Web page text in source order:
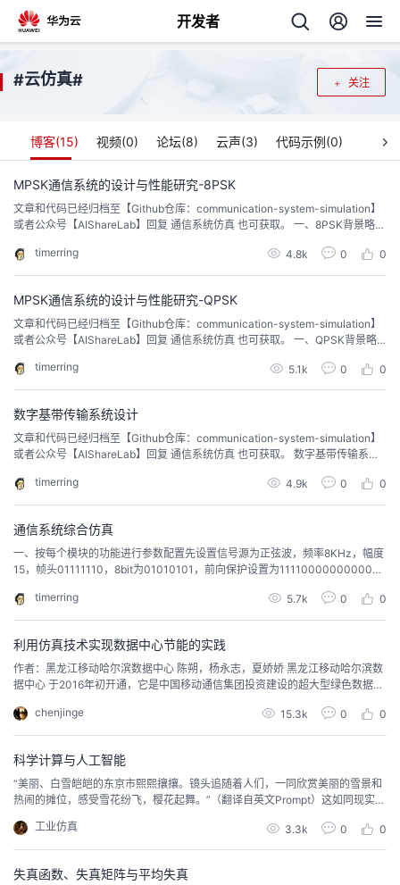
开发者
返
回
个
人
主
页
我
的
开
发
者
我
博
客
的
论
坛
我
的
圈
子
我
的
直
播
我
的
活
我
的
我
的
开
发
者
堂
我
的
课
程
我
的
认
证
我
的
实
验
我
的
收
我
的
Programs
我
的
我
的
技
术
我
的
云
关注
#云仿真#
博客(15) 视频(0) 论坛(8) 云声(3) 代码示例(0)
MPSK通信系统的设计与性能研究-8PSK
文章和代码已经归档至【Github仓库：communication-system-simulation】
或者公众号【AIShareLab】回复 通信系统仿真 也可获取。 一、8PSK背景略
使用PSK载波相位调制的方法，这样发送端发送的消息便包含在了相位中，此
种调制方法可以十分有效地节约带宽。um(t)=AgT(t...
timerring 4.8k 0 0
MPSK通信系统的设计与性能研究-QPSK
文章和代码已经归档至【Github仓库：communication-system-simulation】
或者公众号【AIShareLab】回复 通信系统仿真 也可获取。 一、QPSK背景略
使用PSK载波相位调制的方法，这样发送端发送的消息便包含在了相位中，此
种调制方法可以十分有效地节约带宽。um(t)=AgT(t...
timerring 5.1k 0 0
数字基带传输系统设计
文章和代码已经归档至【Github仓库：communication-system-simulation】
或者公众号【AIShareLab】回复 通信系统仿真 也可获取。 数字基带传输系统
过调制，包含了要传输的信息的信号。 1.2数字基带传输系统概念描述在某些具
有低通特性的有线信道中，特别是在传输距离不太远的情况下，基...
timerring 4.9k 0 0
通信系统综合仿真
一、按每个模块的功能进行参数配置先设置信号源为正弦波，频率8KHz，幅度
15，帧头01111110，8bit为01010101，前向保护设置为111100000000000
保护1111000000000000 二、不同编码方式的信号波形观测 1.汉明编译码信
道编码模块：上图中CH1为编码前数据、CH...
timerring 5.7k 0 0
利用仿真技术实现数据中心节能的实践
作者：黑龙江移动哈尔滨数据中心 陈朔，杨永志，夏娇娇 黑龙江移动哈尔滨数
据中心 于2016年初开通，它是中国移动通信集团投资建设的超大型绿色数据中
机房楼、18栋制冷站、11栋管理用房、4栋变电站。一期工程包括3栋机房及其
配套制冷站，总建筑面积72615.45㎡，已经于2015年12月完成建设，投产运
chenjinge 15.3k 0 0
科学计算与人工智能
“美丽、白雪皑皑的东京市熙熙攘攘。镜头追随着人们，一同欣赏美丽的雪景和
热闹的摊位，感受雪花纷飞，樱花起舞。”（翻译自英文Prompt）这如同现实场
Sora根据文字描述生成的。Sora以其惊人的还原度、高分辨率以及令人叹为观
止的画面质感，迅速引爆热搜，继ChatGPT之后，再次掀起“AI热潮”。Sora问
工业仿真 3.3k 0 0
失真函数、失真矩阵与平均失真